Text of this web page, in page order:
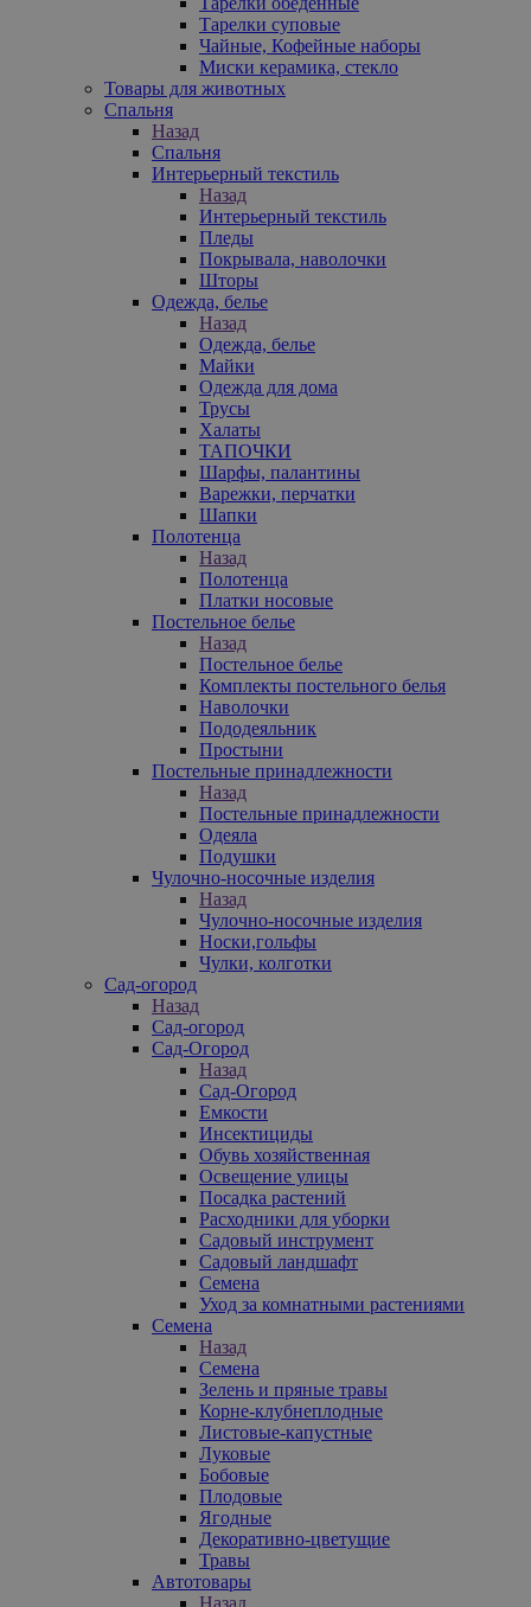
Тарелки суповые
Чайные, Кофейные наборы
Миски керамика, стекло
Товары для животных
Спальня
Назад
Спальня
Интерьерный текстиль
Назад
Интерьерный текстиль
Пледы
Покрывала, наволочки
Шторы
Одежда, белье
Назад
Одежда, белье
Майки
Одежда для дома
Трусы
Халаты
ТАПОЧКИ
Шарфы, палантины
Варежки, перчатки
Шапки
Полотенца
Назад
Полотенца
Платки носовые
Постельное белье
Назад
Постельное белье
Комплекты постельного белья
Наволочки
Пододеяльник
Простыни
Постельные принадлежности
Назад
Постельные принадлежности
Одеяла
Подушки
Чулочно-носочные изделия
Назад
Чулочно-носочные изделия
Носки,гольфы
Чулки, колготки
Сад-огород
Назад
Сад-огород
Сад-Огород
Назад
Сад-Огород
Емкости
Инсектициды
Обувь хозяйственная
Освещение улицы
Посадка растений
Расходники для уборки
Садовый инструмент
Садовый ландшафт
Семена
Уход за комнатными растениями
Семена
Назад
Семена
Зелень и пряные травы
Корне-клубнеплодные
Листовые-капустные
Луковые
Бобовые
Плодовые
Ягодные
Декоративно-цветущие
Травы
Автотовары
Назад